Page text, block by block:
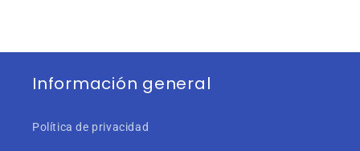
Información general
Política de privacidad